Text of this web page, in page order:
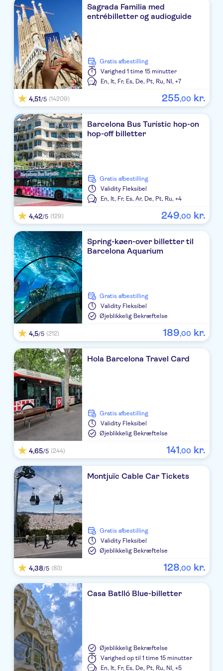
Sagrada Familia med
entrébilletter og audioguide
Gratis afbestilling
Varighed 1 time 15 minutter
En, It, Fr, Es, De, Pt, Ru, Nl,+7
4,51/5 (14209) 255,00 kr.
Barcelona Bus Turístic hop-on
hop-off billetter
Gratis afbestilling
Validity Fleksibel
En, It, Fr, Es,Ar, De, Pt, Ru,+4
4,42/5 (129) 249,00 kr.
Spring-køen-over billetter til
Barcelona Aquarium
Gratis afbestilling
Validity Fleksibel
Øjeblikkelig Bekræftelse
4,5/5 (212) 189,00 kr.
Hola Barcelona Travel Card
Gratis afbestilling
Validity Fleksibel
Øjeblikkelig Bekræftelse
4,65/5 (244) 141,00 kr.
Montjuïc Cable Car Tickets
Gratis afbestilling
Validity Fleksibel
Øjeblikkelig Bekræftelse
4,38/5 (83) 128,00 kr.
Casa Batlló Blue-billetter
Øjeblikkelig Bekræftelse
Varighed op til 1 time 15 minutter
En, It, Fr, Es, De, Pt, Ru, Nl,+5